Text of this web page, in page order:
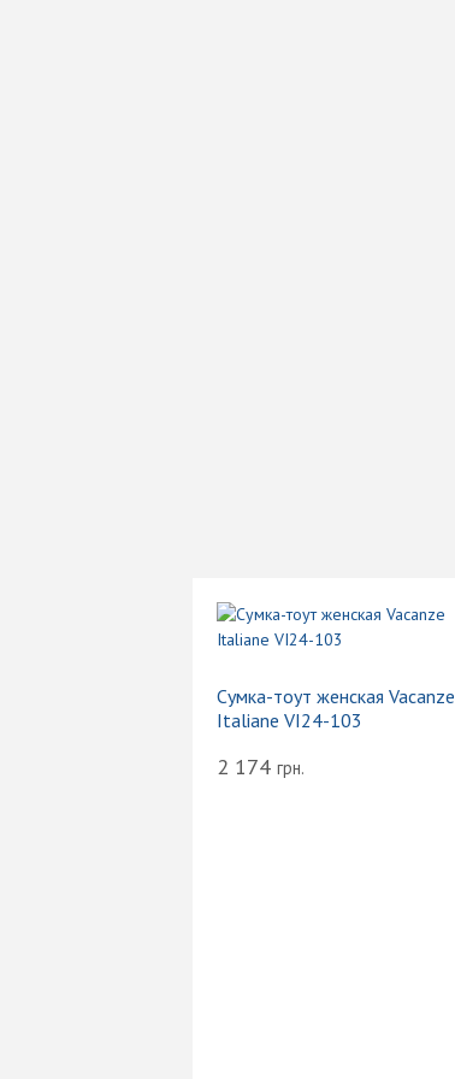
Сумка-тоут женская Vacanze
Italiane VI24-103
2 174 грн.